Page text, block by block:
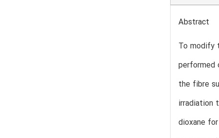
Abstract
To modify
performed
the fibre
irradiation
dioxane